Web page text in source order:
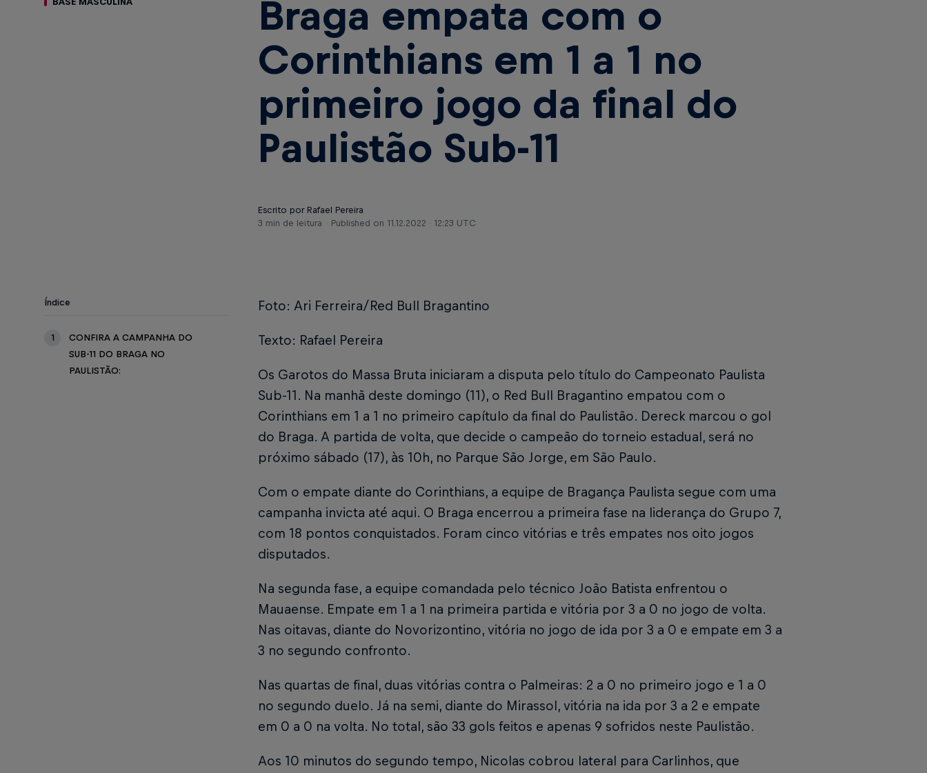
Braga empata com o
Corinthians em 1 a 1 no
primeiro jogo da final do
Paulistão Sub-11
Escrito por Rafael Pereira
3 min de leitura
Published on 11.12.2022 · 12:23 UTC
Índice
1
CONFIRA A CAMPANHA DO
SUB-11 DO BRAGA NO
PAULISTÃO:
Foto: Ari Ferreira/Red Bull Bragantino
Texto: Rafael Pereira
Os Garotos do Massa Bruta iniciaram a disputa pelo título do Campeonato Paulista
Sub-11. Na manhã deste domingo (11), o Red Bull Bragantino empatou com o
Corinthians em 1 a 1 no primeiro capítulo da final do Paulistão. Dereck marcou o gol
do Braga. A partida de volta, que decide o campeão do torneio estadual, será no
próximo sábado (17), às 10h, no Parque São Jorge, em São Paulo.
Com o empate diante do Corinthians, a equipe de Bragança Paulista segue com uma
campanha invicta até aqui. O Braga encerrou a primeira fase na liderança do Grupo 7,
com 18 pontos conquistados. Foram cinco vitórias e três empates nos oito jogos
disputados.
Na segunda fase, a equipe comandada pelo técnico João Batista enfrentou o
Mauaense. Empate em 1 a 1 na primeira partida e vitória por 3 a 0 no jogo de volta.
Nas oitavas, diante do Novorizontino, vitória no jogo de ida por 3 a 0 e empate em 3 a
3 no segundo confronto.
Nas quartas de final, duas vitórias contra o Palmeiras: 2 a 0 no primeiro jogo e 1 a 0
no segundo duelo. Já na semi, diante do Mirassol, vitória na ida por 3 a 2 e empate
em 0 a 0 na volta. No total, são 33 gols feitos e apenas 9 sofridos neste Paulistão.
Aos 10 minutos do segundo tempo, Nicolas cobrou lateral para Carlinhos, que